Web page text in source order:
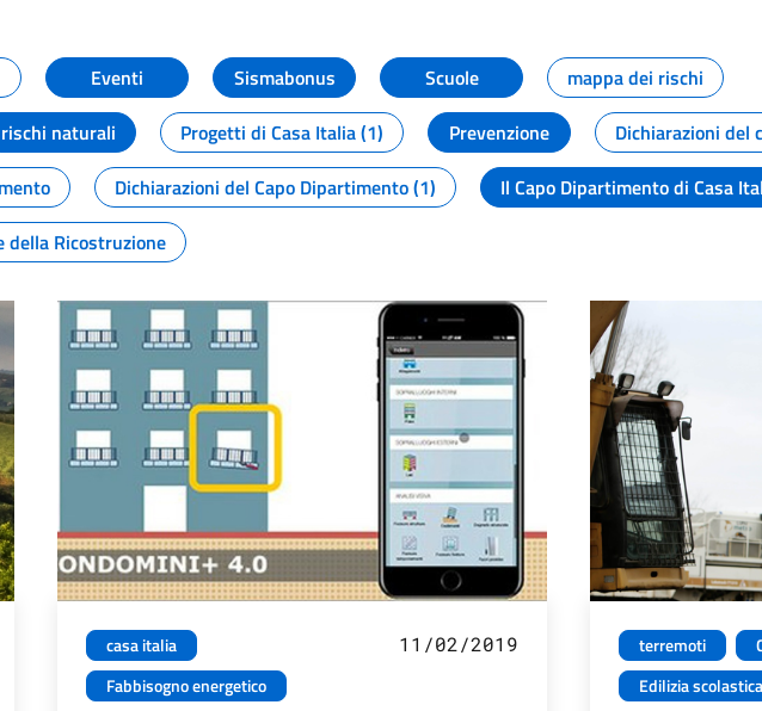
Eventi Sismabonus Scuole
mappa dei rischi
rischi naturali Progetti di Casa Italia (1) Prevenzione
Dichiarazioni del
Dichiarazioni del Capo Dipartimento (1) Il Capo Dipartimento di Casa
della Ricostruzione
casa italia
Fabbisogno energetico
11/02/2019 terremoti
Edilizia scolastica